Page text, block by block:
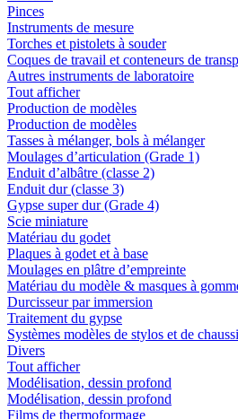
Pinces
Instruments de mesure
Torches et pistolets à souder
Coques de travail et conteneurs de
Autres instruments de laboratoire
Tout afficher
Production de modèles
Production de modèles
Tasses à mélanger, bols à mélanger
Moulages d’articulation (Grade 1)
Enduit d’albâtre (classe 2)
Enduit dur (classe 3)
Gypse super dur (Grade 4)
Scie miniature
Matériau du godet
Plaques à godet et à base
Moulages en plâtre d’empreinte
Matériau du modèle & masques à
Durcisseur par immersion
Traitement du gypse
Systèmes modèles de stylos et de
Divers
Tout afficher
Modélisation, dessin profond
Modélisation, dessin profond
Films de thermoformage